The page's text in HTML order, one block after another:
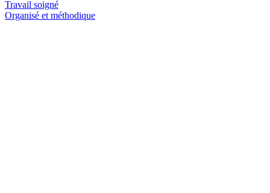
Travail soigné
Organisé et méthodique